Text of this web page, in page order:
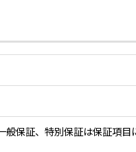
保証、特別保証は保証項目